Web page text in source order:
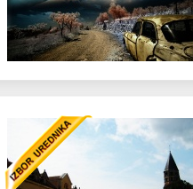
Favorit